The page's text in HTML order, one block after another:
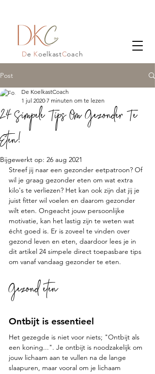
De KoelkastCoach
Post
24 Simpele Tips Om Gezonder Te
Eten!
De KoelkastCoach
1 jul 2020 7 minuten om te lezen
Bijgewerkt op: 26 aug 2021
Streef jij naar een gezonder eetpatroon? Of
wil je graag gezonder eten om wat extra
kilo's te verliezen? Het kan ook zijn dat jij je
juist fitter wil voelen en daarom gezonder
wilt eten. Ongeacht jouw persoonlijke
motivatie, kan het lastig zijn te weten wat
écht goed is. Er is zoveel te vinden over
gezond leven en eten, daardoor lees je in
dit artikel 24 simpele direct toepasbare tips
om vanaf vandaag gezonder te eten.
Gezond eten
Ontbijt is essentieel
Het gezegde is niet voor niets; "Ontbijt als
een koning...". Je ontbijt is noodzakelijk om
jouw lichaam aan te vullen na de lange
slaapuren, maar vooral om je lichaam